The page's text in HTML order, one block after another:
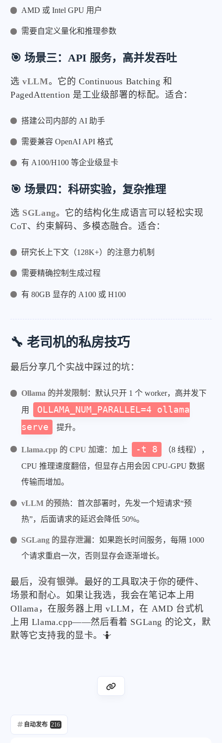
AMD 或 Intel GPU 用户
需要自定义量化和推理参数
🎯 场景三：API 服务，高并发吞吐
选vLLM。它的 Continuous Batching 和
PagedAttention 是工业级部署的标配。适合：
搭建公司内部的 AI 助手
需要兼容 OpenAI API 格式
有 A100/H100 等企业级显卡
🎯 场景四：科研实验，复杂推理
选 SGLang。它的结构化生成语言可以轻松实现
CoT、约束解码、多模态融合。适合：
研究长上下文（128K+）的注意力机制
需要精确控制生成过程
有 80GB 显存的 A100 或 H100
🔧 老司机的私房技巧
最后分享几个实战中踩过的坑：
Ollama 的并发限制 ：默认只开 1 个 worker，高并发下
用
OLLAMA_NUM_PARALLEL=4 ollama
serve
提升。
Llama.cpp 的 CPU 加速：加上 -t 8
（8 线程），
CPU 推理速度翻倍，但显存占用会因 CPU-GPU 数据
传输而增加。
vLLM 的预热：首次部署时，先发一个短请求“预
热”，后面请求的延迟会降低 50%。
SGLang 的显存泄漏：如果跑长时间服务，每隔 1000
个请求重启一次，否则显存会逐渐增长。
最后， 没有银弹。最好的工具取决于你的硬件、
场景和耐心。如果让我选，我会在笔记本上用
Ollama，在服务器上用 vLLM，在 AMD 台式机
上用 Llama.cpp——然后看着 SGLang 的论文，默
默等它支持我的显卡。🤷
自动发布 216